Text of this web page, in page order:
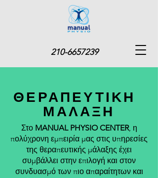
210-6657239
ΘΕΡΑΠΕΥΤΙΚΗ
ΜΑΛΑΞΗ
Στο MANUAL PHYSIO CENTER, η
πολύχρονη εμπειρία μας στις υπηρεσίες
της θεραπευτικής μάλαξης έχει
συμβάλλει στην επιλογή και στον
συνδυασμό των πιο απαραίτητων και